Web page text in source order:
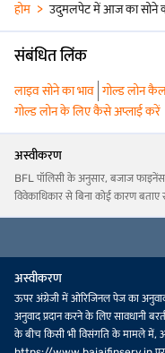
होम उदुमलपेट में आज का सोने
संबंधित लिंक
लाइव सोने का भाव गोल्ड लोन
गोल्ड लोन के लिए कैसे अप्लाई करें
अस्वीकरण
BFL पॉलिसी के अनुसार, बजाज
विवेकाधिकार से बिना कोई कारण
अस्वीकरण
ऊपर अंग्रेजी में ओरिजिनल पेज का
अनुवाद प्रदान करने के लिए सावधानी
के बीच किसी भी विसंगति के मामले में,